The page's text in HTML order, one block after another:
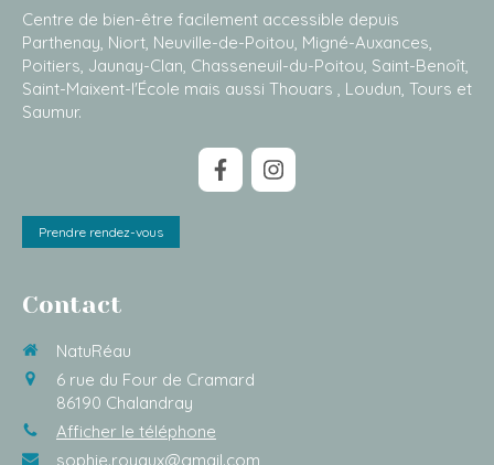
Centre de bien-être facilement accessible depuis
Parthenay, Niort, Neuville-de-Poitou, Migné-Auxances,
Poitiers, Jaunay-Clan, Chasseneuil-du-Poitou, Saint-Benoît,
Saint-Maixent-l'École mais aussi Thouars , Loudun, Tours et
Saumur.
Prendre rendez-vous
Contact
NatuRéau
6 rue du Four de Cramard
86190 Chalandray
Afficher le téléphone
sophie.royaux@gmail.com